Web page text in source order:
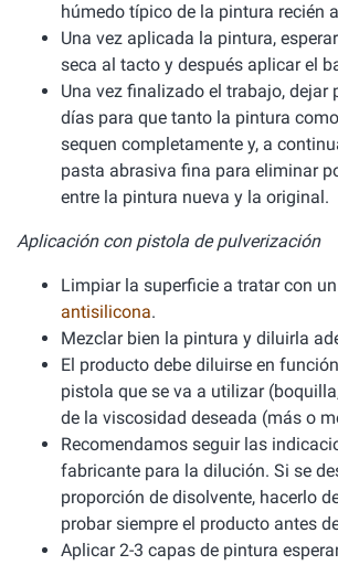
húmedo típico de la pintura recién
Una vez aplicada la pintura,
seca al tacto y después aplicar el
Una vez finalizado el trabajo, dejar
días para que tanto la pintura
sequen completamente y, a
pasta abrasiva fina para eliminar
entre la pintura nueva y la original.
Aplicación con pistola de pulverización
Limpiar la superficie a tratar con un
antisilicona.
Mezclar bien la pintura y diluirla
El producto debe diluirse en
pistola que se va a utilizar
de la viscosidad deseada (más o
Recomendamos seguir las
fabricante para la dilución. Si se
proporción de disolvente, hacerlo
probar siempre el producto antes
Aplicar 2-3 capas de pintura